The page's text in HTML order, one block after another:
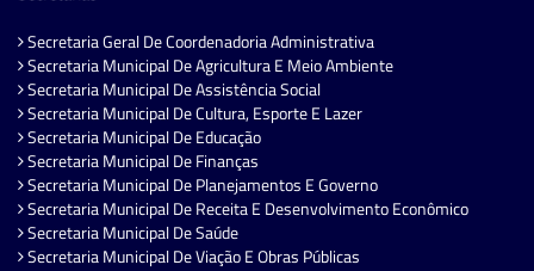
Secretaria Geral De Coordenadoria Administrativa
Secretaria Municipal De Agricultura E Meio Ambiente
Secretaria Municipal De Assistência Social
Secretaria Municipal De Cultura, Esporte E Lazer
Secretaria Municipal De Educação
Secretaria Municipal De Finanças
Secretaria Municipal De Planejamentos E Governo
Secretaria Municipal De Receita E Desenvolvimento Econômico
Secretaria Municipal De Saúde
Secretaria Municipal De Viação E Obras Públicas